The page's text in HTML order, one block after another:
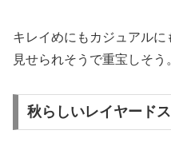
キレイめにもカジュアルに
見せられそうで重宝しそう
秋らしいレイヤード